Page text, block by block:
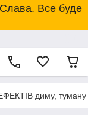
Все буде
диму, туману